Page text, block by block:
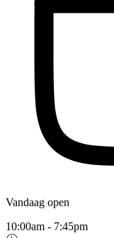
Vandaag open
10:00am - 7:45pm